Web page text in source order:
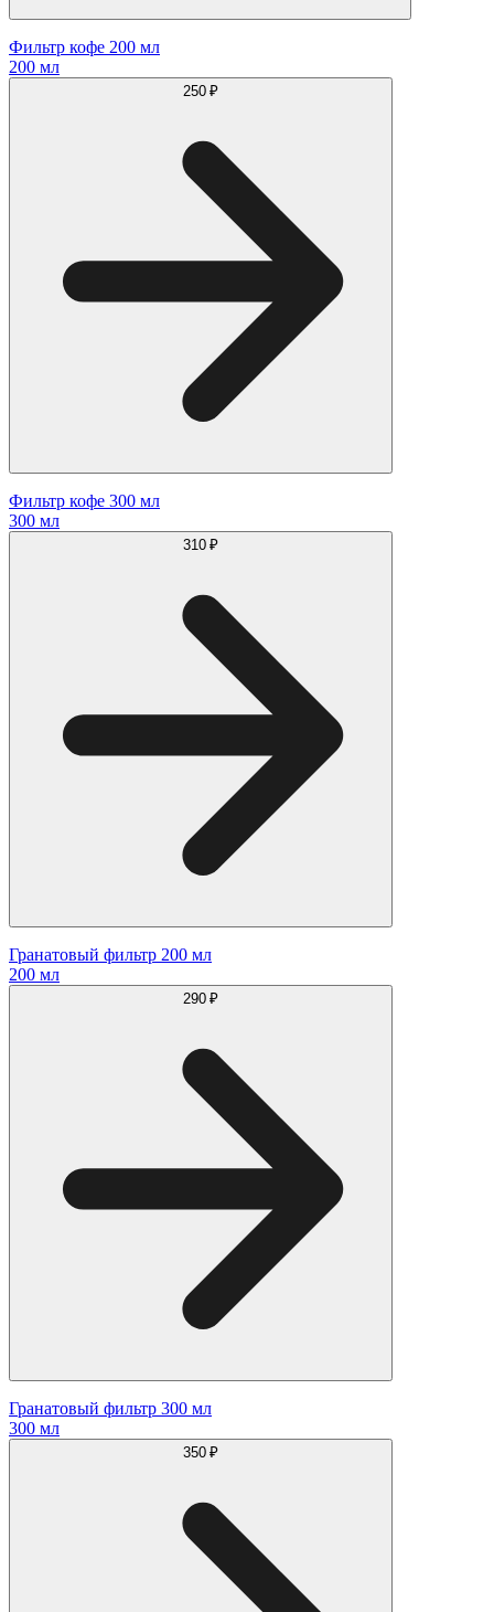
Фильтр кофе 200 мл
200 мл
250 ₽
Фильтр кофе 300 мл
300 мл
310 ₽
Гранатовый фильтр 200 мл
200 мл
290 ₽
Гранатовый фильтр 300 мл
300 мл
350 ₽